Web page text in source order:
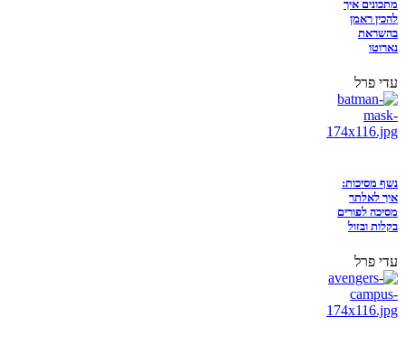
מתכונים איך
להכין ראמן
בהשראת
נארוטו
עדי פרל
נשף מסיכות:
איך לאלתר
מסיכה לפורים
בקלות ובזול
עדי פרל